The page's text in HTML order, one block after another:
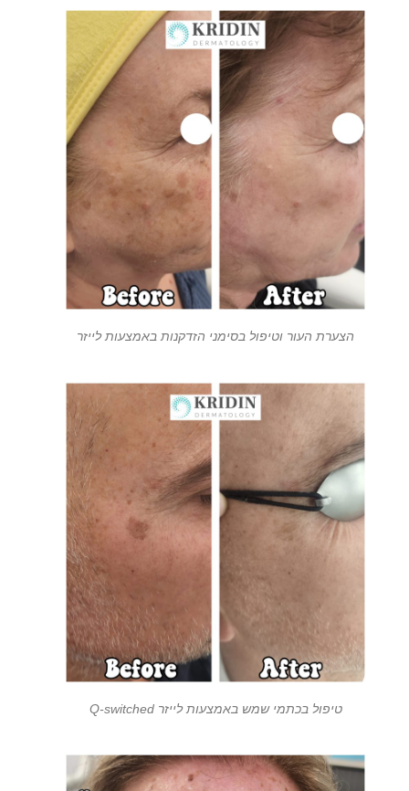
הצערת העור וטיפול בסימני הזדקנות באמצעות לייזר
טיפול בכתמי שמש באמצעות לייזר Q-switched